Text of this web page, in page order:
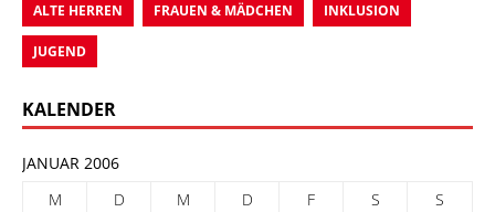
ALTE HERREN FRAUEN & MÄDCHEN INKLUSION
JUGEND
KALENDER
JANUAR 2006
M
D M D F S
S